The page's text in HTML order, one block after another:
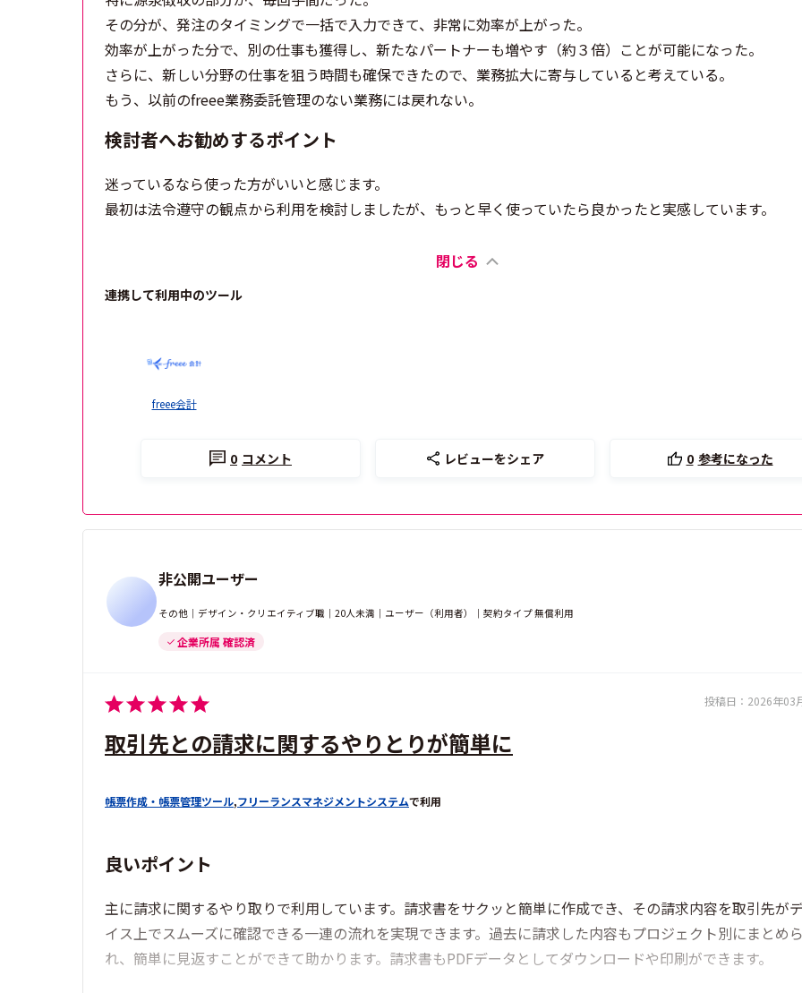
その分が、発注のタイミングで一括で入力できて、非常に効率が上がった。
効率が上がった分で、別の仕事も獲得し、新たなパートナーも増やす（約３倍）ことが可能になった。
さらに、新しい分野の仕事を狙う時間も確保できたので、業務拡大に寄与していると考えている。
もう、以前のfreee業務委託管理のない業務には戻れない。
検討者へお勧めするポイント
迷っているなら使った方がいいと感じます。
最初は法令遵守の観点から利用を検討しましたが、もっと早く使っていたら良かったと実感しています。
閉じる
連携して利用中のツール
freee会計
0 コメント レビューをシェア 0 参考になった
非公開ユーザー
その他｜デザイン・クリエイティブ職｜20人未満｜ユーザー（利用者）｜契約タイプ 無償利用
企業所属 確認済
投稿日： 2026年03
取引先との請求に関するやりとりが簡単に
帳票作成・帳票管理ツール,フリーランスマネジメントシステムで利用
良いポイント
主に請求に関するやり取りで利用しています。請求書をサクッと簡単に作成でき、その請求内容を取引先が
イス上でスムーズに確認できる一連の流れを実現できます。過去に請求した内容もプロジェクト別にまとめ
れ、簡単に見返すことができて助かります。請求書もPDFデータとしてダウンロードや印刷ができます。